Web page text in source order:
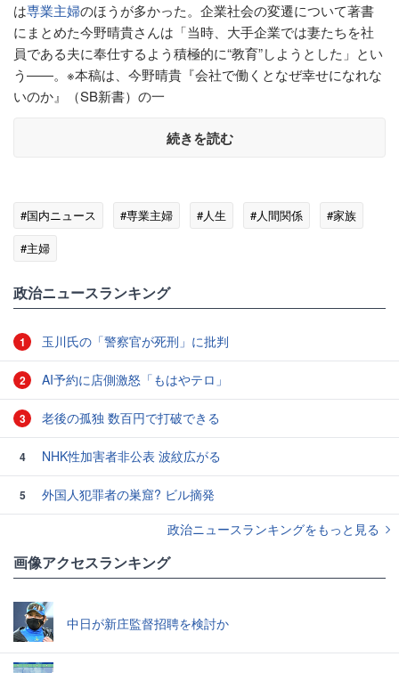
は専業主婦のほうが多かった。企業社会の変遷について著書
にまとめた今野晴貴さんは「当時、大手企業では妻たちを社
員である夫に奉仕するよう積極的に“教育”しようとした」とい
う――。※本稿は、今野晴貴『会社で働くとなぜ幸せになれな
いのか』（SB新書）の一
続きを読む
#国内ニュース #専業主婦 #人生 #人間関係
#家族
#主婦
政治ニュースランキング
1 玉川氏の「警察官が死刑」に批判
2 AI予約に店側激怒「もはやテロ」
3 老後の孤独 数百円で打破できる
4 NHK性加害者非公表 波紋広がる
5
外国人犯罪者の巣窟? ビル摘発
政治ニュースランキングをもっと見る
画像アクセスランキング
中日が新庄監督招聘を検討か